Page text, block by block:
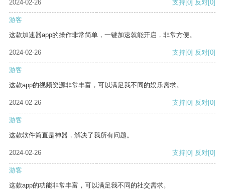
2024-02-26
支持[0] 反对[0]
游客
这款加速器app的操作非常简单，一键加速就能开启，非常方便。
2024-02-26 支持[0] 反对[0]
游客
这款app的视频资源非常丰富，可以满足我不同的娱乐需求。
2024-02-26 支持[0] 反对[0]
游客
这款软件简直是神器，解决了我所有问题。
2024-02-26 支持[0] 反对[0]
游客
这款app的功能非常丰富，可以满足我不同的社交需求。